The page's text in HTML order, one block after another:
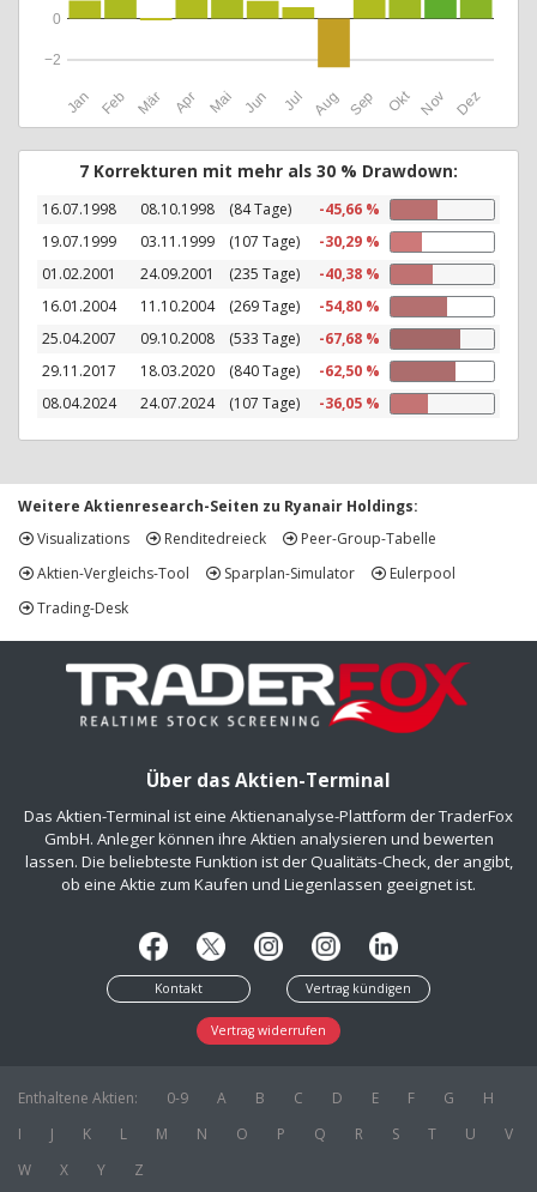
Jan Feb Mär Apr Mai Jun Jul Aug Sep Okt Nov Dez
−2
0
7 Korrekturen mit mehr als 30 % Drawdown:
16.07.1998 08.10.1998 (84 Tage)
-45,66 %
19.07.1999
03.11.1999 (107 Tage)
-30,29 %
01.02.2001
24.09.2001 (235 Tage)
-40,38 %
16.01.2004
11.10.2004 (269 Tage)
-54,80 %
25.04.2007
09.10.2008 (533 Tage)
-67,68 %
29.11.2017
18.03.2020 (840 Tage)
-62,50 %
08.04.2024
24.07.2024 (107 Tage) -36,05 %
Weitere Aktienresearch-Seiten zu Ryanair Holdings:
Visualizations
Renditedreieck
Peer-Group-Tabelle
Aktien-Vergleichs-Tool
Sparplan-Simulator
Eulerpool
Trading-Desk
Über das Aktien-Terminal
Das Aktien-Terminal ist eine Aktienanalyse-Plattform der TraderFox
GmbH. Anleger können ihre Aktien analysieren und bewerten
lassen. Die beliebteste Funktion ist der Qualitäts-Check, der angibt,
ob eine Aktie zum Kaufen und Liegenlassen geeignet ist.
Kontakt Vertrag kündigen
Vertrag widerrufen
Enthaltene Aktien: 0-9 A B C D E F G
H
I
J K L M N O P Q R S T U
V
W
X Y Z